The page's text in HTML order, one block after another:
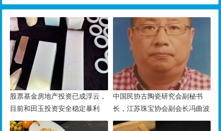
股票基金房地产投资已成浮云，
目前和田玉投资安全稳定暴利
中国民协古陶瓷研究会副秘书
长，江苏珠宝协会副会长冯曲波